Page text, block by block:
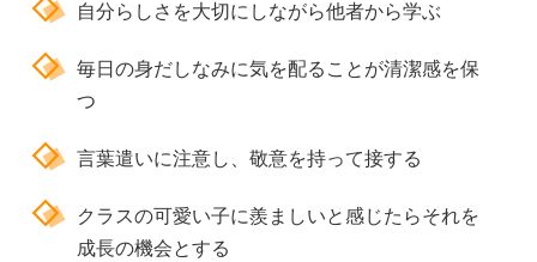
自分らしさを大切にしながら他者から学ぶ
毎日の身だしなみに気を配ることが清潔感を保
つ
言葉遣いに注意し、敬意を持って接する
クラスの可愛い子に羨ましいと感じたらそれを
成長の機会とする